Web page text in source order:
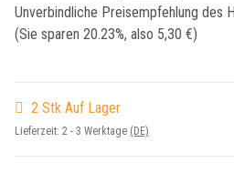
Unverbindliche Preisempfehlung des
(Sie sparen 20.23%, also 5,30 €)
2 Stk Auf Lager
Lieferzeit: 2 - 3 Werktage (DE)